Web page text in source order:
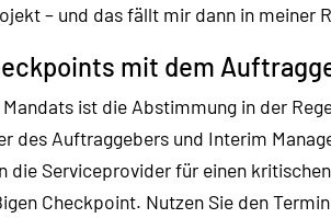
– und das fällt mir dann in meiner
mit dem
ist die Abstimmung in der
des Auftraggebers und Interim
die Serviceprovider für einen
Checkpoint. Nutzen Sie den